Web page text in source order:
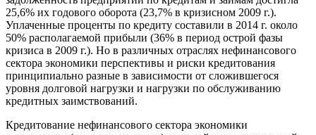
25,6% их годового оборота (23,7% в кризисном 2009 г.).
Уплаченные проценты по кредиту составили в 2014 г. около
50% располагаемой прибыли (36% в период острой фазы
кризиса в 2009 г.). Но в различных отраслях нефинансового
сектора экономики перспективы и риски кредитования
принципиально разные в зависимости от сложившегося
уровня долговой нагрузки и нагрузки по обслуживанию
кредитных заимствований.
Кредитование нефинансового сектора экономики